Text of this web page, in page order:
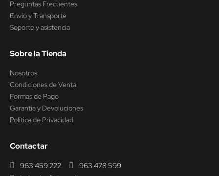
Preguntas Frecuentes
Envío y Transporte
Soporte y asistencia
Sobre la Tienda
Nosotros
Condiciones de Venta
Formas de Pago
Garantía y Devoluciones
Política de Privacidad
Contactar
963 459 222
963 478 599